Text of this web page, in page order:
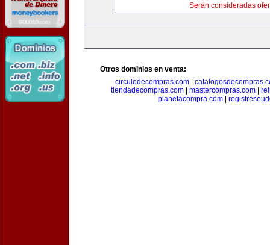
Serán consideradas
Otros dominios en venta:
circulodecompras.com|
tiendadecompras.com| mastercompras.com|
planetacompra.com